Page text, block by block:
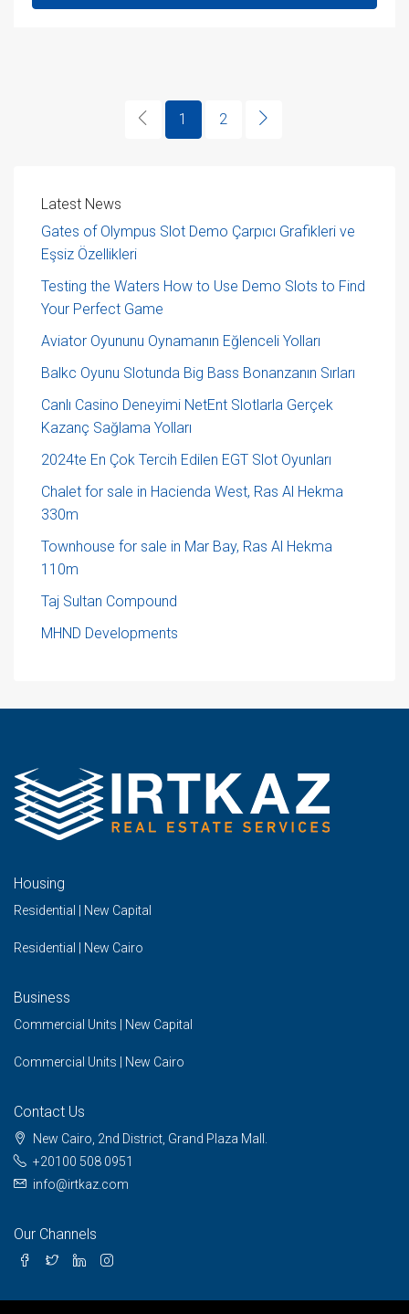
1 2
Latest News
Gates of Olympus Slot Demo Çarpıcı Grafikleri ve
Eşsiz Özellikleri
Testing the Waters How to Use Demo Slots to Find
Your Perfect Game
Aviator Oyununu Oynamanın Eğlenceli Yolları
Balkc Oyunu Slotunda Big Bass Bonanzanın Sırları
Canlı Casino Deneyimi NetEnt Slotlarla Gerçek
Kazanç Sağlama Yolları
2024te En Çok Tercih Edilen EGT Slot Oyunları
Chalet for sale in Hacienda West, Ras Al Hekma
330m
Townhouse for sale in Mar Bay, Ras Al Hekma
110m
Taj Sultan Compound
MHND Developments
Housing
Residential | New Capital
Residential | New Cairo
Business
Commercial Units | New Capital
Commercial Units | New Cairo
Contact Us
New Cairo, 2nd District, Grand Plaza Mall.
+20100 508 0951
info@irtkaz.com
Our Channels